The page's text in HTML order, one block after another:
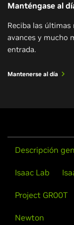
NVIDIA
robots
herramientas
Programa de
Manténgase al
Reciba las
avances y mucho
entrada.
Mantenerse al día
Descripción
Isaac Lab
Project GR00T
Newton